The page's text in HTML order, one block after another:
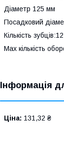
Діаметр 125 мм
Посадковий
Кількість зубців:12
Мах кількість
Інформація
Ціна: 131,32 ₴